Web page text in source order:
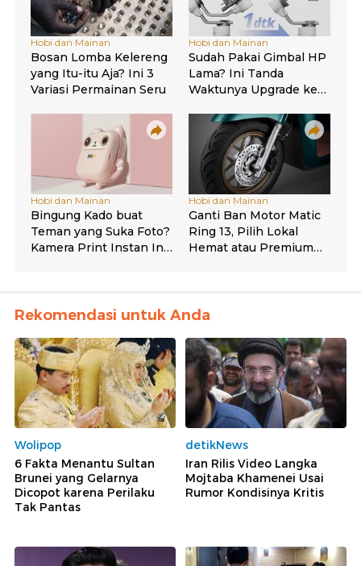
Rekomendasi untuk Anda
Wolipop
6 Fakta Menantu Sultan
Brunei yang Gelarnya
Dicopot karena Perilaku
Tak Pantas
detikNews
Iran Rilis Video Langka
Mojtaba Khamenei Usai
Rumor Kondisinya Kritis